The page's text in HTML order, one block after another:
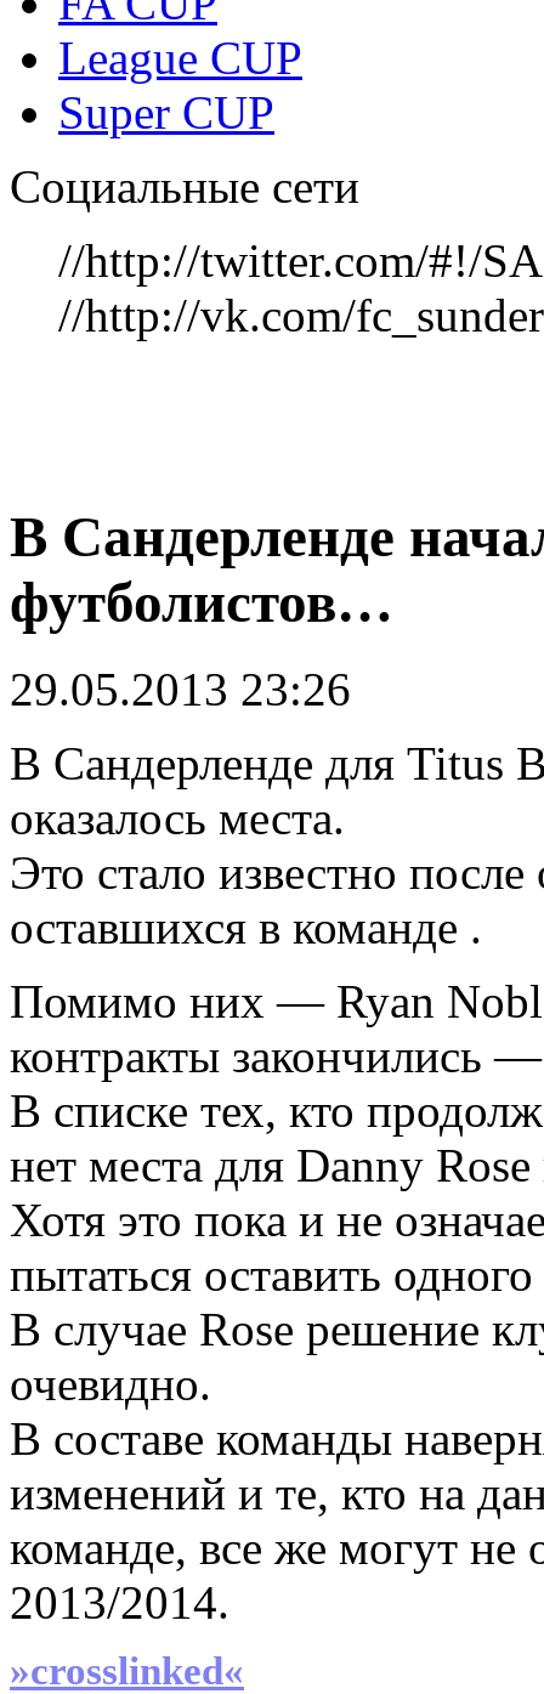
League CUP
Super CUP
Социальные сети
//http://twitter.com/#!/
//http://vk.com/
В Сандерленде
футболистов…
29.05.2013 23:26
В Сандерленде для Titus
оказалось места.
Это стало известно
оставшихся в команде .
Помимо них — Ryan
контракты закончились
В списке тех, кто
нет места для Danny
Хотя это пока и не
пытаться оставить
В случае Rose решение
очевидно.
В составе команды
изменений и те, кто на
команде, все же могут не
2013/2014.
»crosslinked«